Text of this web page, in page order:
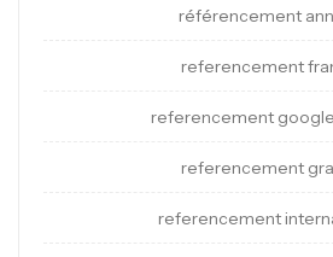
référencement
referencement
referencement
referencement
referencement